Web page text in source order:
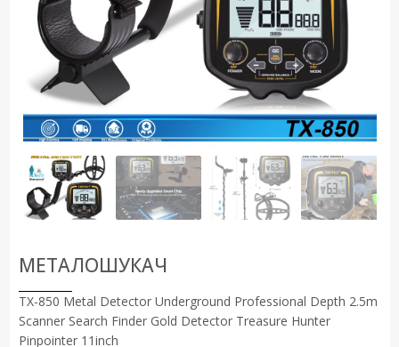
МЕТАЛОШУКАЧ
TX-850 Metal Detector Underground Professional Depth 2.5m
Scanner Search Finder Gold Detector Treasure Hunter
Pinpointer 11inch